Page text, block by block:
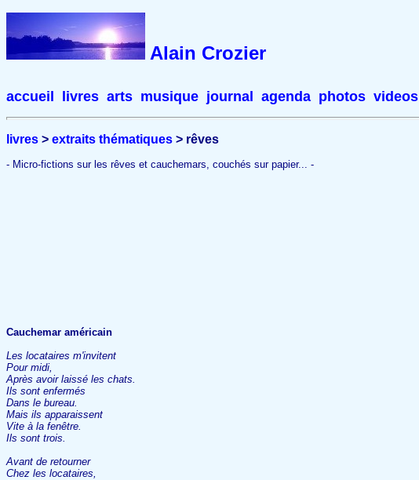
Alain Crozier
accueil livres arts musique journal agenda photos videos
livres > extraits thématiques > rêves
- Micro-fictions sur les rêves et cauchemars, couchés sur papier... -
Cauchemar américain
Les locataires m'invitent
Pour midi,
Après avoir laissé les chats.
Ils sont enfermés
Dans le bureau.
Mais ils apparaissent
Vite à la fenêtre.
Ils sont trois.
Avant de retourner
Chez les locataires,